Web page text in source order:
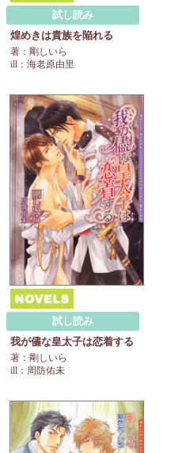
試し読み
煌めきは貴族を陥れる
著：剛しいら
ill：海老原由里
試し読み
我が儘な皇太子は恋着する
著：剛しいら
ill：周防佑未